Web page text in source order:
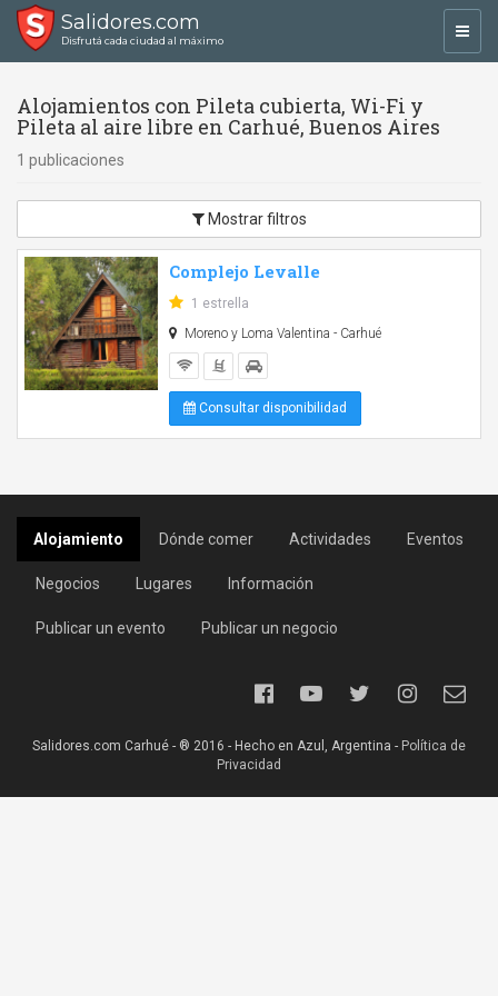
Salidores.com
Disfrutá cada ciudad al máximo
Alojamientos con Pileta cubierta, Wi-Fi y
Pileta al aire libre en Carhué, Buenos Aires
1 publicaciones
Mostrar filtros
Complejo Levalle
1 estrella
Moreno y Loma Valentina - Carhué
Consultar disponibilidad
Alojamiento Dónde comer Actividades Eventos
Negocios Lugares Información
Publicar un evento Publicar un negocio
Salidores.com Carhué - ® 2016 - Hecho en Azul, Argentina - Política de
Privacidad